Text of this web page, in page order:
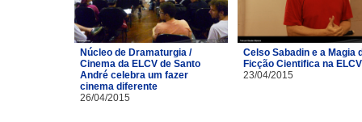
Núcleo de Dramaturgia /
Cinema da ELCV de Santo
André celebra um fazer
cinema diferente
26/04/2015
Celso Sabadin e a Magia
Ficção Cientifica na ELCV
23/04/2015